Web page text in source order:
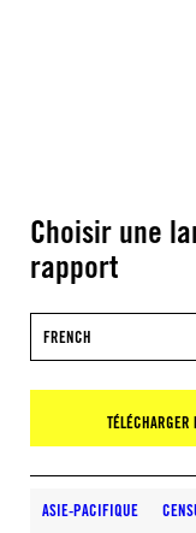
Choisir une
rapport
FRENCH
TÉLÉCHARGER
ASIE-PACIFIQUE